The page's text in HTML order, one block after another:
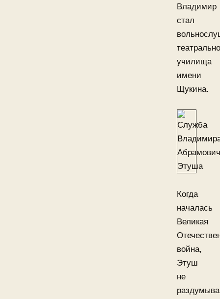
Владимир
стал
училища
имени
Щукина.
Когда
началась
Великая
война,
Этуш
не